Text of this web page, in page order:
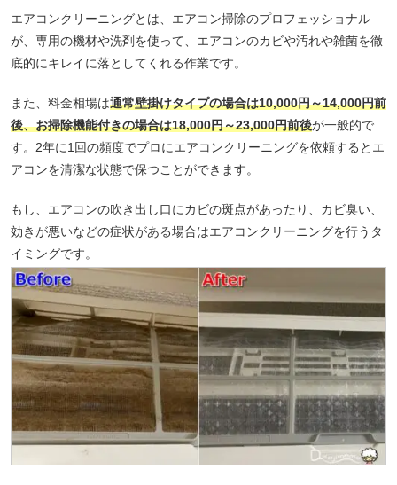
エアコンクリーニングとは、エアコン掃除のプロフェッショナル
が、専用の機材や洗剤を使って、エアコンのカビや汚れや雑菌を徹
底的にキレイに落としてくれる作業です。
また、料金相場は通常壁掛けタイプの場合は10,000円～14,000円前
後、お掃除機能付きの場合は18,000円～23,000円前後が一般的で
す。2年に1回の頻度でプロにエアコンクリーニングを依頼するとエ
アコンを清潔な状態で保つことができます。
もし、エアコンの吹き出し口にカビの斑点があったり、カビ臭い、
効きが悪いなどの症状がある場合はエアコンクリーニングを行うタ
イミングです。